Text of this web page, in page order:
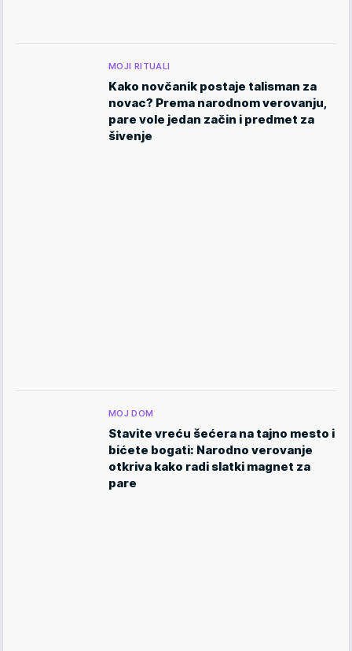
MOJI RITUALI
Kako novčanik postaje talisman za
novac? Prema narodnom verovanju,
pare vole jedan začin i predmet za
šivenje
MOJ DOM
Stavite vreću šećera na tajno mesto i
bićete bogati: Narodno verovanje
otkriva kako radi slatki magnet za
pare